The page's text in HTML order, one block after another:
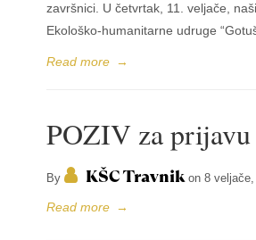
završnici. U četvrtak, 11. veljače,
Ekološko-humanitarne udruge
Read more →
POZIV za prijavu
By KŠC Travnikon 8 veljače,
Read more →